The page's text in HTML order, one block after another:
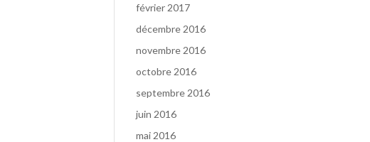
février 2017
décembre 2016
novembre 2016
octobre 2016
septembre 2016
juin 2016
mai 2016